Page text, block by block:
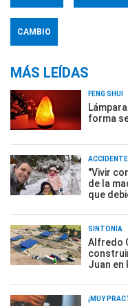
CAMBIO
MÁS LEÍDAS
FENG SHUI
forma
ACCIDENTE
"Vivir
de la
que
SINTONÍA
Alfredo
Juan en
¡MUY